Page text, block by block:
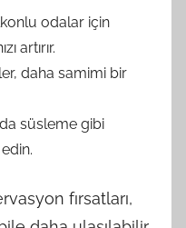
odalar için
artırır.
daha samimi bir
süsleme gibi
fırsatları,